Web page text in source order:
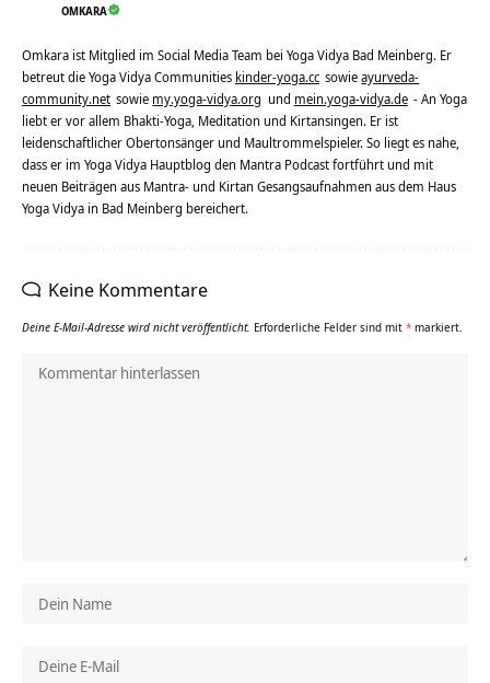
OMKARA
Omkara ist Mitglied im Social Media Team bei Yoga Vidya Bad Meinberg. Er
betreut die Yoga Vidya Communities kinder-yoga.cc sowieayurveda-
community.net sowie my.yoga-vidya.org und mein.yoga-vidya.de - An Yoga
liebt er vor allem Bhakti-Yoga, Meditation und Kirtansingen. Er ist
leidenschaftlicher Obertonsänger und Maultrommelspieler. So liegt es nahe,
dass er im Yoga Vidya Hauptblog den Mantra Podcast fortführt und mit
neuen Beiträgen aus Mantra- und Kirtan Gesangsaufnahmen aus dem Haus
Yoga Vidya in Bad Meinberg bereichert.
Keine Kommentare
Deine E-Mail-Adresse wird nicht veröffentlicht. Erforderliche Felder sind mit * markiert.